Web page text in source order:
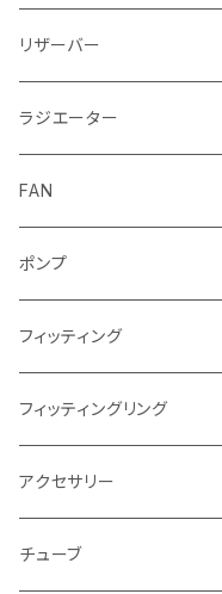
CPUウォーターブロック
Intel
AMD
GPUウォーターブロック
NVIDIA
AMD
モノブロック
リザーバー
EK-RESチューブ（交換用）
EK-D5 Series
ディストロプレート
ラジエーター
ラジエーターサイズ240mm
ラジエーターサイズ280mm
ラジエーターサイズ360mm
ラジエーターサイズ420mm
ラジエーターサイズ480mm
ラジエーターサイズ560mm
FAN
FANサイズ120mm
FANサイズ140mm
ポンプ
ディストロプレート
フィッティング
ニッケル Nickel
サテンチタン SatinTitan
ブラック Black
フィッティングリング
アクセサリー
クーラント
チューブ